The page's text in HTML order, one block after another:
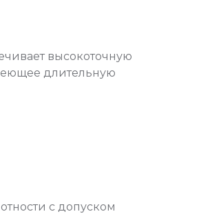
высокоточную
длительную
с допуском